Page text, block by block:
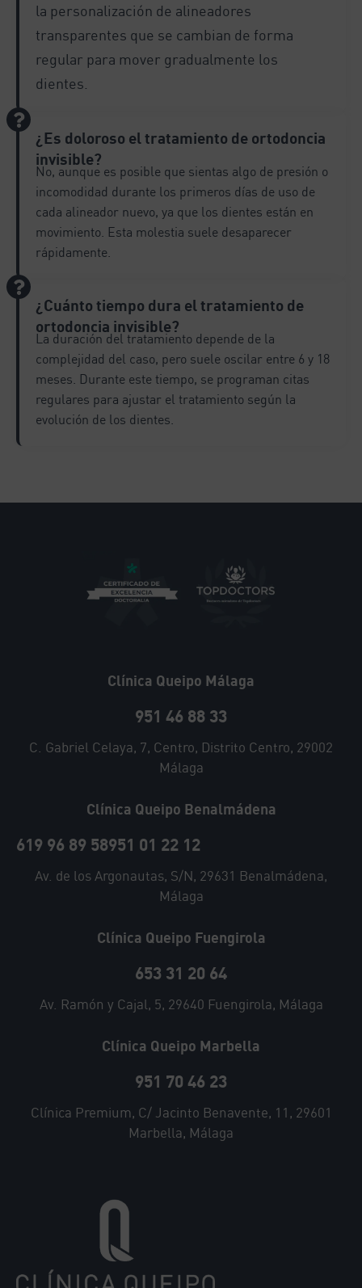
la personalización de alineadores
transparentes que se cambian de forma
regular para mover gradualmente los
dientes.
¿Es doloroso el tratamiento de ortodoncia
invisible?
No, aunque es posible que sientas algo de presión o
incomodidad durante los primeros días de uso de
cada alineador nuevo, ya que los dientes están en
movimiento. Esta molestia suele desaparecer
rápidamente.
¿Cuánto tiempo dura el tratamiento de
ortodoncia invisible?
La duración del tratamiento depende de la
complejidad del caso, pero suele oscilar entre 6 y 18
meses. Durante este tiempo, se programan citas
regulares para ajustar el tratamiento según la
evolución de los dientes.
Clínica Queipo Málaga
951 46 88 33
C. Gabriel Celaya, 7, Centro, Distrito Centro, 29002
Málaga
Clínica Queipo Benalmádena
619 96 89 58951 01 22 12
Av. de los Argonautas, S/N, 29631 Benalmádena,
Málaga
Clínica Queipo Fuengirola
653 31 20 64
Av. Ramón y Cajal, 5, 29640 Fuengirola, Málaga
Clínica Queipo Marbella
951 70 46 23
Clínica Premium, C/ Jacinto Benavente, 11, 29601
Marbella, Málaga